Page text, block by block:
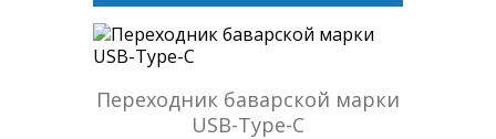
Переходник баварской марки
USB-Type-C